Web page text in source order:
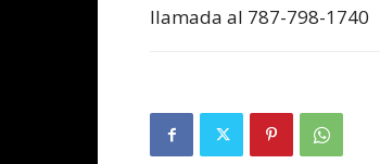
llamada al 787-798-1740